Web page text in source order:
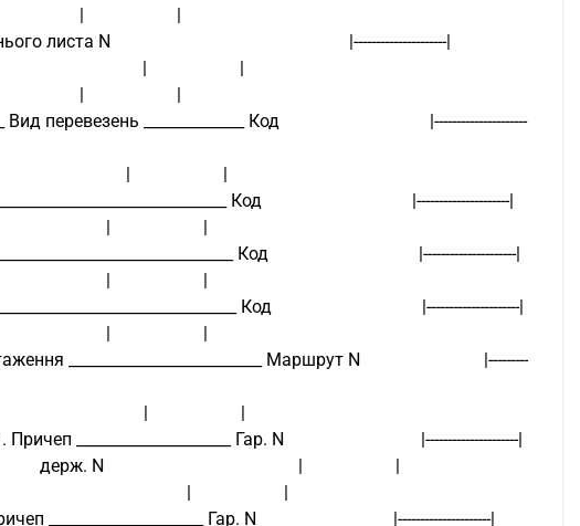
                                                                                                                             |                     |
|---------------------|
|                     |
                                                                                                                             |                     |
перевезень _____________ Код                                  |---------------------
|                     |
Код                                  |---------------------|
|                     |
Код                                  |---------------------|
|                     |
Код                                  |---------------------|
|                     |
_________________________ Маршрут N                            |---------
|                     |
____________________ Гар. N                               |---------------------|
N                                            |                     |
|                     |
____________________ Гар. N                               |---------------------|